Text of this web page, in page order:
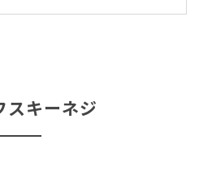
スキーネジ